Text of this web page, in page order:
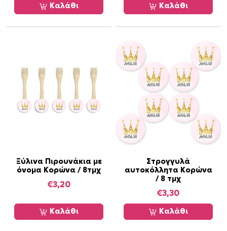
α
ε
ύ
η
σ
ί
δ
Καλάθι Καλάθι
Ξύλινα Πιρουνάκια με
όνομα Κορώνα / 8τμχ
€3,20
Καλάθι
Στρογγυλά
αυτοκόλλητα Κορώνα
/ 8 τμχ
€3,30
Καλάθι